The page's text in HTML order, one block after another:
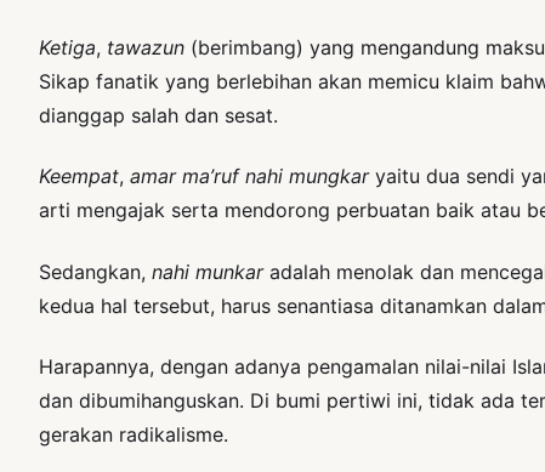
Ketiga, tawazun (berimbang) yang mengandung
Sikap fanatik yang berlebihan akan memicu klaim
dianggap salah dan sesat.
Keempat, amar ma’ruf nahi mungkar yaitu dua sendi
arti mengajak serta mendorong perbuatan baik atau
Sedangkan, nahi munkaradalah menolak dan
kedua hal tersebut, harus senantiasa ditanamkan
Harapannya, dengan adanya pengamalan nilai-nilai
dan dibumihanguskan. Di bumi pertiwi ini, tidak ada
gerakan radikalisme.